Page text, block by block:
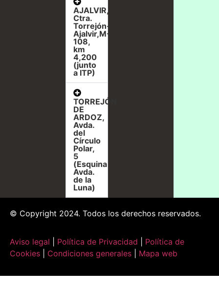
AJALVIR,
Ctra.
Torrejón-
Ajalvir,M-
108,
km
4,200
(junto
a ITP)
TORREJÓN
DE
ARDOZ,
Avda.
del
Círculo
Polar,
5
(Esquina
Avda.
de la
Luna)
© Copyright 2024. Todos los derechos reservados.
Aviso legal Política de Privacidad
Política de
Cookies
Condiciones generales Mapa web